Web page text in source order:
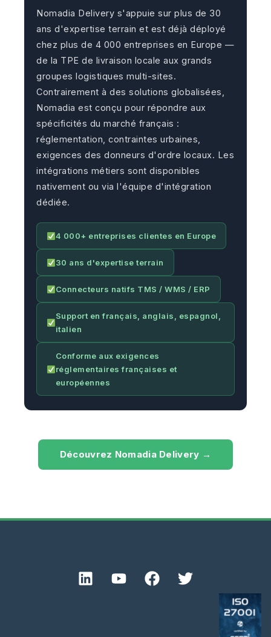
Nomadia Delivery s'appuie sur plus de 30
ans d'expertise terrain et est déjà déployé
chez plus de 4 000 entreprises en Europe —
de la TPE de livraison locale aux grands
groupes logistiques multi-sites.
Contrairement à des solutions globalisées,
Nomadia est conçu pour répondre aux
spécificités du marché français :
réglementation, contraintes urbaines,
exigences des donneurs d'ordre locaux. Les
intégrations métiers sont disponibles
nativement ou via l'équipe d'intégration
dédiée.
4 000+ entreprises clientes en Europe
30 ans d'expertise terrain
Connecteurs natifs TMS / WMS / ERP
Support en français, anglais, espagnol,
italien
Conforme aux exigences
réglementaires françaises et
européennes
Découvrez Nomadia Delivery →